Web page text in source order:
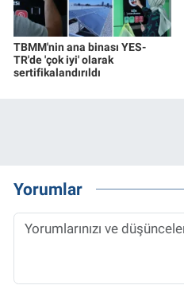
TBMM'nin ana binası YES-
TR'de 'çok iyi' olarak
sertifikalandırıldı
Yorumlar